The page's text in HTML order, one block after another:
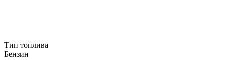
Тип топлива
Бензин